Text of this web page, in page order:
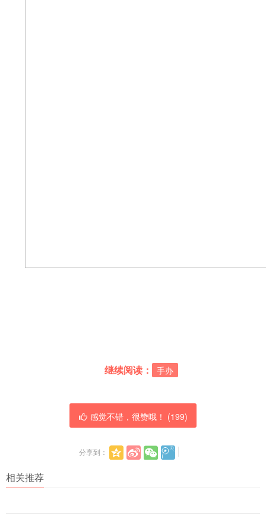
继续阅读： 手办
感觉不错，很赞哦！ (199)
分享到：
相关推荐